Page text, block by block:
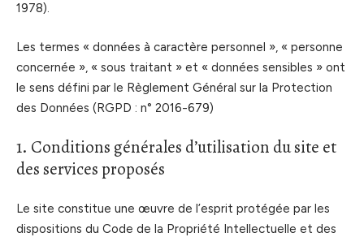
1978).
Les termes « données à caractère personnel », « personne
concernée », « sous traitant » et « données sensibles » ont
le sens défini par le Règlement Général sur la Protection
des Données (RGPD : n° 2016-679)
1. Conditions générales d’utilisation du site et
des services proposés
Le site constitue une œuvre de l’esprit protégée par les
dispositions du Code de la Propriété Intellectuelle et des